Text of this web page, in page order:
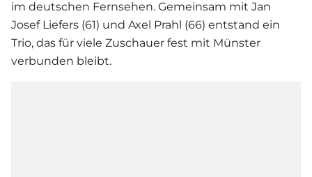
im deutschen Fernsehen. Gemeinsam mit Jan
Josef Liefers (61) und Axel Prahl (66) entstand ein
Trio, das für viele Zuschauer fest mit Münster
verbunden bleibt.